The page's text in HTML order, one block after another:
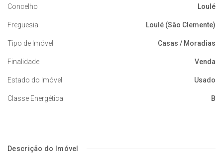
Concelho Loulé
Freguesia Loulé (São Clemente)
Tipo de Imóvel Casas / Moradias
Finalidade Venda
Estado do Imóvel Usado
Classe Energética B
Descrição do Imóvel